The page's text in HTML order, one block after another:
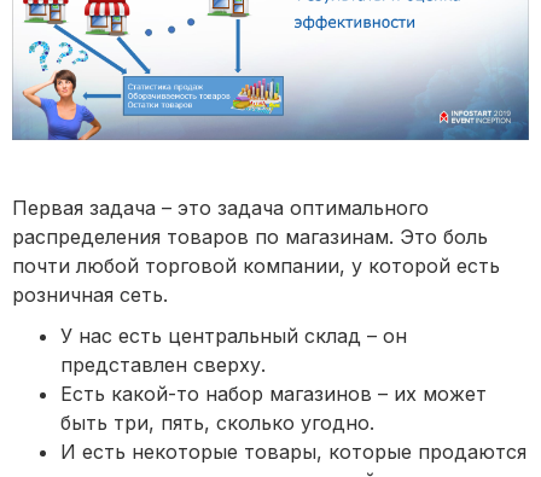
Первая задача – это задача оптимального
распределения товаров по магазинам. Это боль
почти любой торговой компании, у которой есть
розничная сеть.
У нас есть центральный склад – он
представлен сверху.
Есть какой-то набор магазинов – их может
быть три, пять, сколько угодно.
И есть некоторые товары, которые продаются